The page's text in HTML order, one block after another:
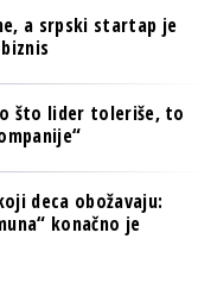
PULS REGIONA
a srpski startap je
što lider toleriše, to
deca obožavaju:
konačno je